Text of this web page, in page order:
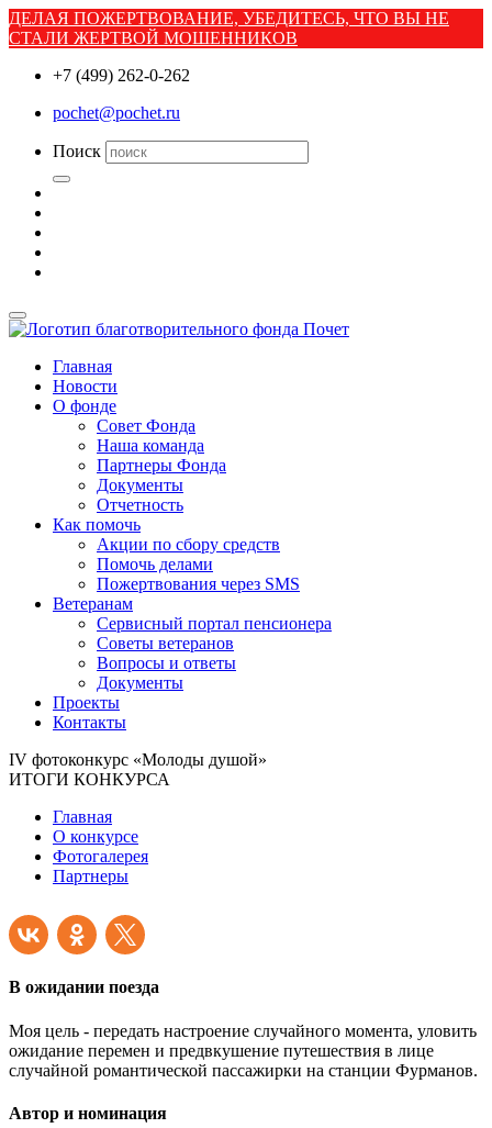
ДЕЛАЯ ПОЖЕРТВОВАНИЕ, УБЕДИТЕСЬ, ЧТО ВЫ НЕ
СТАЛИ ЖЕРТВОЙ МОШЕННИКОВ
+7 (499) 262-0-262
pochet@pochet.ru
Поиск
Главная
Новости
О фонде
Совет Фонда
Наша команда
Партнеры Фонда
Документы
Отчетность
Как помочь
Акции по сбору средств
Помочь делами
Пожертвования через SMS
Ветеранам
Сервисный портал пенсионера
Советы ветеранов
Вопросы и ответы
Документы
Проекты
Контакты
IV фотоконкурс «Молоды душой»
ИТОГИ КОНКУРСА
Главная
О конкурсе
Фотогалерея
Партнеры
В ожидании поезда
Моя цель - передать настроение случайного момента, уловить
ожидание перемен и предвкушение путешествия в лице
случайной романтической пассажирки на станции Фурманов.
Автор и номинация